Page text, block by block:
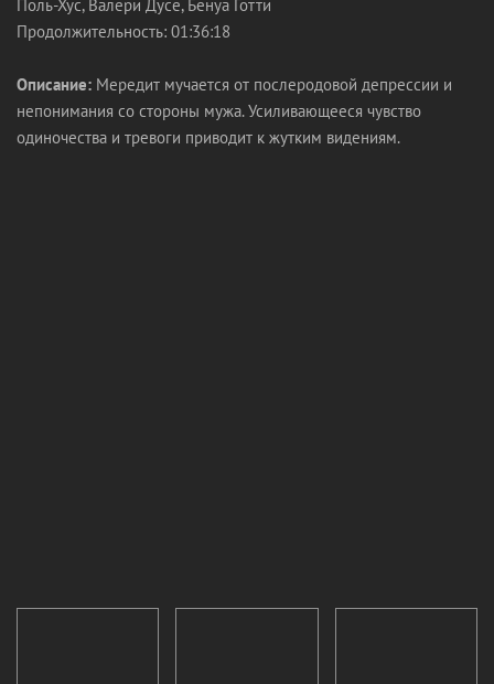
Поль-Хус, Валери Дусе, Бенуа Готти
Продолжительность: 01:36:18
Описание: Мередит мучается от послеродовой депрессии и
непонимания со стороны мужа. Усиливающееся чувство
одиночества и тревоги приводит к жутким видениям.